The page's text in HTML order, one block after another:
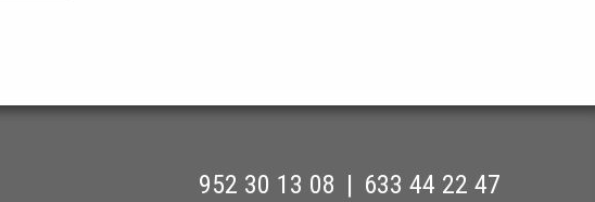
952 30 13 08 | 633 44 22 47